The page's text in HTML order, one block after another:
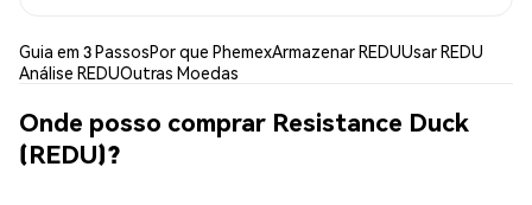
Guia em 3 PassosPor que PhemexArmazenar REDUUsar REDU
Análise REDUOutras Moedas
Onde posso comprar Resistance Duck
(REDU)?